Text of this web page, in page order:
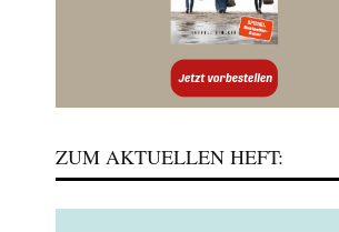
ZUM AKTUELLEN HEFT: